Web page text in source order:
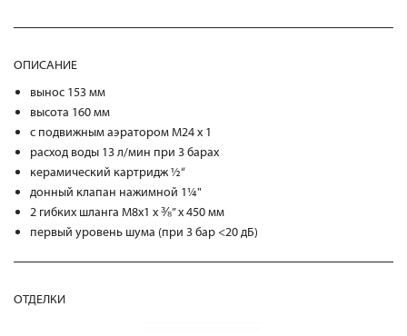
ОПИСАНИЕ
вынос 153 мм
высота 160 мм
с подвижным аэратором М24 x 1
расход воды 13 л/мин при 3 барах
керамический картридж ½“
донный клапан нажимной 1¼"
2 гибких шланга M8x1 x ⅜” x 450 мм
первый уровень шума (при 3 бар <20 дБ)
ОТДЕЛКИ